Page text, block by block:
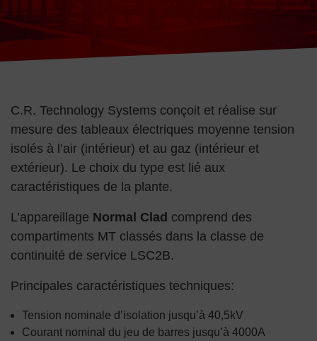
C.R. Technology Systems conçoit et réalise sur
mesure des tableaux électriques moyenne tension
isolés à l’air (intérieur) et au gaz (intérieur et
extérieur). Le choix du type est lié aux
caractéristiques de la plante.
L’appareillage Normal Clad comprend des
compartiments MT classés dans la classe de
continuité de service LSC2B.
Principales caractéristiques techniques:
Tension nominale d’isolation jusqu’à 40,5kV
Courant nominal du jeu de barres jusqu’à 4000A